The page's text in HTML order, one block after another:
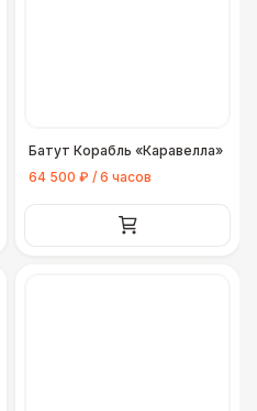
Батут Корабль «Каравелла»
64 500 ₽ / 6 часов